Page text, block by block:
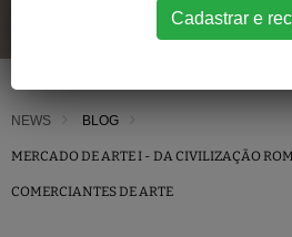
NEWS BLOG
MERCADO DE ARTE I - DA CIVILIZAÇÃO
COMERCIANTES DE ARTE